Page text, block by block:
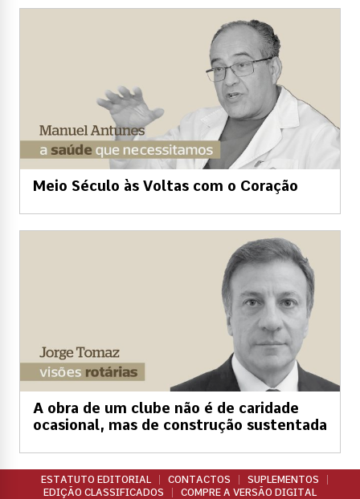
Meio Século às Voltas com o Coração
A obra de um clube não é de caridade
ocasional, mas de construção sustentada
ESTATUTO EDITORIAL CONTACTOS
SUPLEMENTOS
EDIÇÃO CLASSIFICADOS
COMPRE A VERSÃO DIGITAL